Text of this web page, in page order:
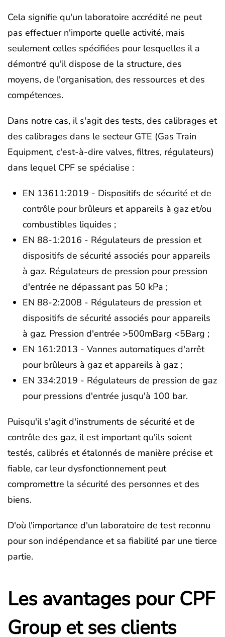
Cela signifie qu'un laboratoire accrédité ne peut
pas effectuer n'importe quelle activité, mais
seulement celles spécifiées pour lesquelles il a
démontré qu'il dispose de la structure, des
moyens, de l'organisation, des ressources et des
compétences.
Dans notre cas, il s'agit des tests, des calibrages et
des calibrages dans le secteur GTE (Gas Train
Equipment, c'est-à-dire valves, filtres, régulateurs)
dans lequel CPF se spécialise :
EN 13611:2019 - Dispositifs de sécurité et de
contrôle pour brûleurs et appareils à gaz et/ou
combustibles liquides ;
EN 88-1:2016 - Régulateurs de pression et
dispositifs de sécurité associés pour appareils
à gaz. Régulateurs de pression pour pression
d'entrée ne dépassant pas 50 kPa ;
EN 88-2:2008 - Régulateurs de pression et
dispositifs de sécurité associés pour appareils
à gaz. Pression d'entrée >500mBarg <5Barg ;
EN 161:2013 - Vannes automatiques d'arrêt
pour brûleurs à gaz et appareils à gaz ;
EN 334:2019 - Régulateurs de pression de gaz
pour pressions d'entrée jusqu'à 100 bar.
Puisqu'il s'agit d'instruments de sécurité et de
contrôle des gaz, il est important qu'ils soient
testés, calibrés et étalonnés de manière précise et
fiable, car leur dysfonctionnement peut
compromettre la sécurité des personnes et des
biens.
D'où l'importance d'un laboratoire de test reconnu
pour son indépendance et sa fiabilité par une tierce
partie.
Les avantages pour CPF
Group et ses clients